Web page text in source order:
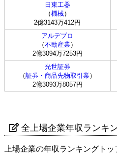
日東工器
（機械）
2億3143万412円
アルデプロ
（不動産業）
2億3094万7253円
光世証券
（証券・商品先物取引業）
2億3093万8057円
全上場企業年収ランキ
上場企業の年収ランキングト